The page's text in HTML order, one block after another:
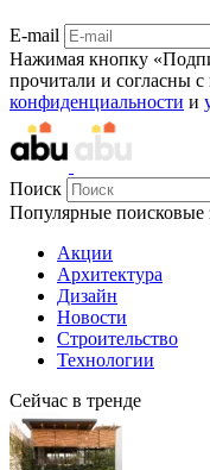
E-mail
Нажимая кнопку
прочитали и согласны
конфиденциальности и
Поиск
Популярные поисковые
Акции
Архитектура
Дизайн
Новости
Строительство
Технологии
Сейчас в тренде